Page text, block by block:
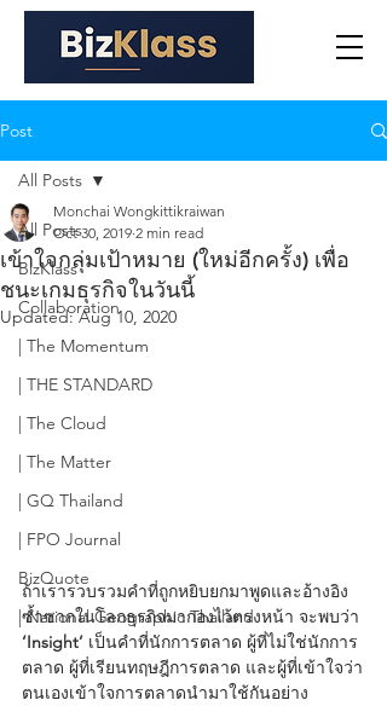
Post
All Posts
BizKlass
Collaboration
| The Momentum
| THE STANDARD
| The Cloud
| The Matter
| GQ Thailand
| FPO Journal
BizQuote
| National Geographic Thailand
All Posts
เข้าใจกลุ่มเป้าหมาย (ใหม่อีกครั้ง) เพื่อ
ชนะเกมธุรกิจในวันนี้
Monchai Wongkittikraiwan
Oct 30, 2019 2 min read
Updated:Aug 10, 2020
ถ้าเรารวบรวมคำที่ถูกหยิบยกมาพูดและอ้างอิง
ซ้ำซากในโลกธุรกิจมากองไว้ตรงหน้า จะพบว่า
‘Insight’ เป็นคำที่นักการตลาด ผู้ที่ไม่ใช่นักการ
ตลาด ผู้ที่เรียนทฤษฎีการตลาด และผู้ที่เข้าใจว่า
ตนเองเข้าใจการตลาดนำมาใช้กันอย่าง